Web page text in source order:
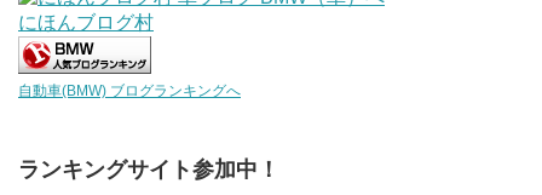
にほんブログ村
自動車(BMW) ブログランキングへ
ランキングサイト参加中！